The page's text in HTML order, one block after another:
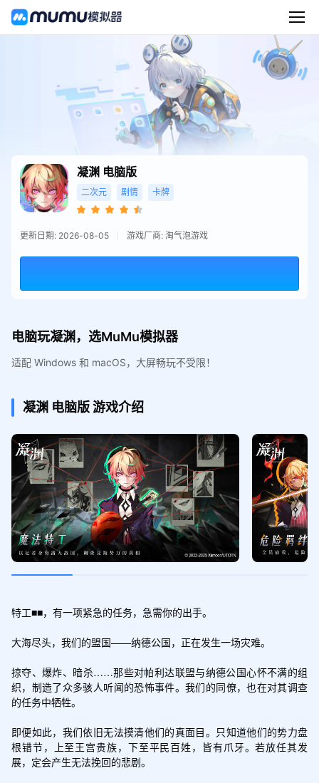
凝渊 电脑版
二次元 剧情 卡牌
更新日期: 2026-08-05 游戏厂商: 淘气泡游戏
电脑玩凝渊，选MuMu模拟器
适配 Windows 和 macOS，大屏畅玩不受限！
凝渊 电脑版游戏介绍
特工■■，有一项紧急的任务，急需你的出手。
大海尽头，我们的盟国——纳德公国，正在发生一场灾难。
掠夺、爆炸、暗杀……那些对帕利达联盟与纳德公国心怀不满的组
织，制造了众多骇人听闻的恐怖事件。我们的同僚，也在对其调查
的任务中牺牲。
即便如此，我们依旧无法摸清他们的真面目。只知道他们的势力盘
根错节，上至王宫贵族，下至平民百姓，皆有爪牙。若放任其发
展，定会产生无法挽回的悲剧。